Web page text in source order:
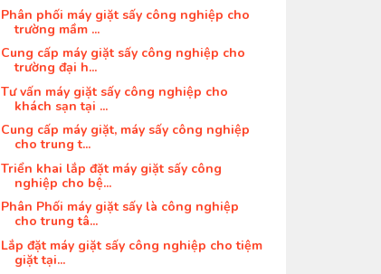
Phân phối máy giặt sấy công nghiệp cho
trường mầm ...
Cung cấp máy giặt sấy công nghiệp cho
trường đại h...
Tư vấn máy giặt sấy công nghiệp cho
khách sạn tại ...
Cung cấp máy giặt, máy sấy công nghiệp
cho trung t...
Triển khai lắp đặt máy giặt sấy công
nghiệp cho bệ...
Phân Phối máy giặt sấy là công nghiệp
cho trung tâ...
Lắp đặt máy giặt sấy công nghiệp cho tiệm
giặt tại...